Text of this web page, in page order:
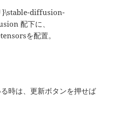
}\stable-diffusion-
配下に、
を配置。
時は、更新ボタンを押せば